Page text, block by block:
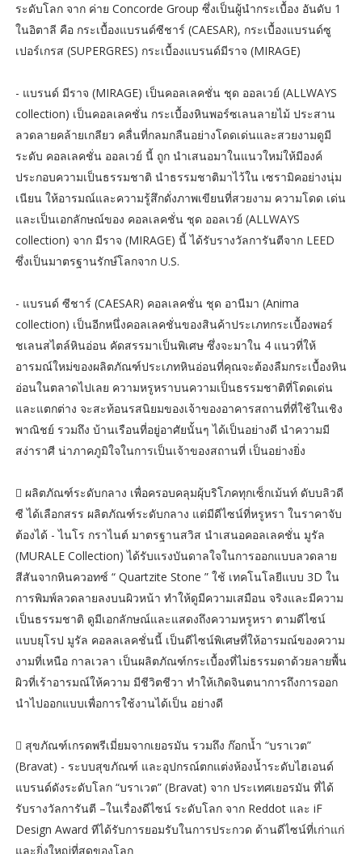
ระดับโลก จาก ค่าย Concorde Group ซึ่งเป็นผู้นำกระเบื้อง อันดับ 1
ในอิตาลี คือ กระเบื้องแบรนด์ซีชาร์ (CAESAR), กระเบื้องแบรนด์ซู
เปอร์เกรส (SUPERGRES) กระเบื้องแบรนด์มีราจ (MIRAGE)
- แบรนด์ มีราจ (MIRAGE) เป็นคอลเลคชั่น ชุด ออลเวย์ (ALLWAYS
collection) เป็นคอลเลคชั่น กระเบื้องหินพอร์ซเลนลายไม้ ประสาน
ลวดลายคล้ายเกลียว คลื่นที่กลมกลืนอย่างโดดเด่นและสวยงามดูมี
ระดับ คอลเลคชั่น ออลเวย์ นี้ ถูก นำเสนอมาในแนวใหม่ให้มีองค์
ประกอบความเป็นธรรมชาติ นำธรรมชาติมาไว้ใน เซรามิคอย่างนุ่ม
เนียน ให้อารมณ์และความรู้สึกดั่งภาพเขียนที่สวยงาม ความโดด เด่น
และเป็นเอกลักษณ์ของ คอลเลคชั่น ชุด ออลเวย์ (ALLWAYS
collection) จาก มีราจ (MIRAGE) นี้ ได้รับรางวัลการันตีจาก LEED
ซึ่งเป็นมาตรฐานรักษ์โลกจาก U.S.
- แบรนด์ ซีชาร์ (CAESAR) คอลเลคชั่น ชุด อานีมา (Anima
collection) เป็นอีกหนึ่งคอลเลคชั่นของสินค้าประเภทกระเบื้องพอร์
ชเลนสไตล์หินอ่อน คัดสรรมาเป็นพิเศษ ซึ่งจะมาใน 4 แนวที่ให้
อารมณ์ใหม่ของผลิตภัณฑ์ประเภทหินอ่อนที่คุณจะต้องลืมกระเบื้องหิน
อ่อนในตลาดไปเลย ความหรูหราบนความเป็นธรรมชาติที่โดดเด่น
และแตกต่าง จะสะท้อนรสนิยมของเจ้าของอาคารสถานที่ที่ใช้ในเชิง
พาณิชย์ รวมถึง บ้านเรือนที่อยู่อาศัยนั้นๆ ได้เป็นอย่างดี นำความมี
สง่าราศี น่าภาคภูมิใจในการเป็นเจ้าของสถานที่ เป็นอย่างยิ่ง
 ผลิตภัณฑ์ระดับกลาง เพื่อครอบคลุมผุ้บริโภคทุกเซ็กเม้นท์ ดับบลิวดี
ซี ได้เลือกสรร ผลิตภัณฑ์ระดับกลาง แต่มีดีไซน์ที่หรูหรา ในราคาจับ
ต้องได้ - ไนโร กราไนต์ มาตรฐานสวิส นำเสนอคอลเลคชั่น มูรัล
(MURALE Collection) ได้รับแรงบันดาลใจในการออกแบบลวดลาย
สีสันจากหินควอทซ์ “ Quartzite Stone ” ใช้ เทคโนโลยีแบบ 3D ใน
การพิมพ์ลวดลายลงบนผิวหน้า ทำให้ดูมีความเสมือน จริงและมีความ
เป็นธรรมชาติ ดูมีเอกลักษณ์และแสดงถึงความหรูหรา ตามดีไซน์
แบบยุโรป มูรัล คอลลเลคชั่นนี้ เป็นดีไซน์พิเศษที่ให้อารมณ์ของความ
งามที่เหนือ กาลเวลา เป็นผลิตภัณฑ์กระเบื้องที่ไม่ธรรมดาด้วยลายพื้น
ผิวที่เร้าอารมณ์ให้ความ มีชีวิตชีวา ทำให้เกิดจินตนาการถึงการออก
นำไปออกแบบเพื่อการใช้งานได้เป็น อย่างดี
 สุขภัณฑ์เกรดพรีเมี่ยมจากเยอรมัน รวมถึง ก๊อกน้ำ “บราเวต”
(Bravat) - ระบบสุขภัณฑ์ และอุปกรณ์ตกแต่งห้องน้ำระดับไฮเอนด์
แบรนด์ดังระดับโลก “บราเวต” (Bravat) จาก ประเทศเยอรมัน ที่ได้
รับรางวัลการันตี –ในเรื่องดีไซน์ ระดับโลก จาก Reddot และ iF
Design Award ทีได้รับการยอมรับในการประกวด ด้านดีไซน์ที่เก่าแก่
และยิ่งใหญ่ที่สุดของโลก